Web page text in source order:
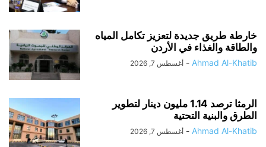
خارطة طريق جديدة لتعزيز تكامل المياه
والطاقة والغذاء في الأردن
Ahmad Al-Khatib
- أغسطس 7, 2026
الرمثا ترصد 1.14 مليون دينار لتطوير
الطرق والبنية التحتية
Ahmad Al-Khatib
- أغسطس 7, 2026